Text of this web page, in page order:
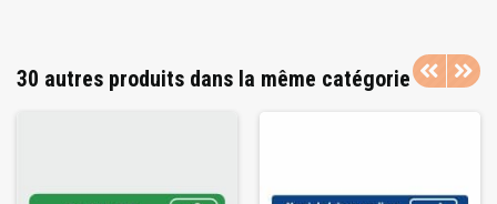
30 autres produits dans la même catégorie